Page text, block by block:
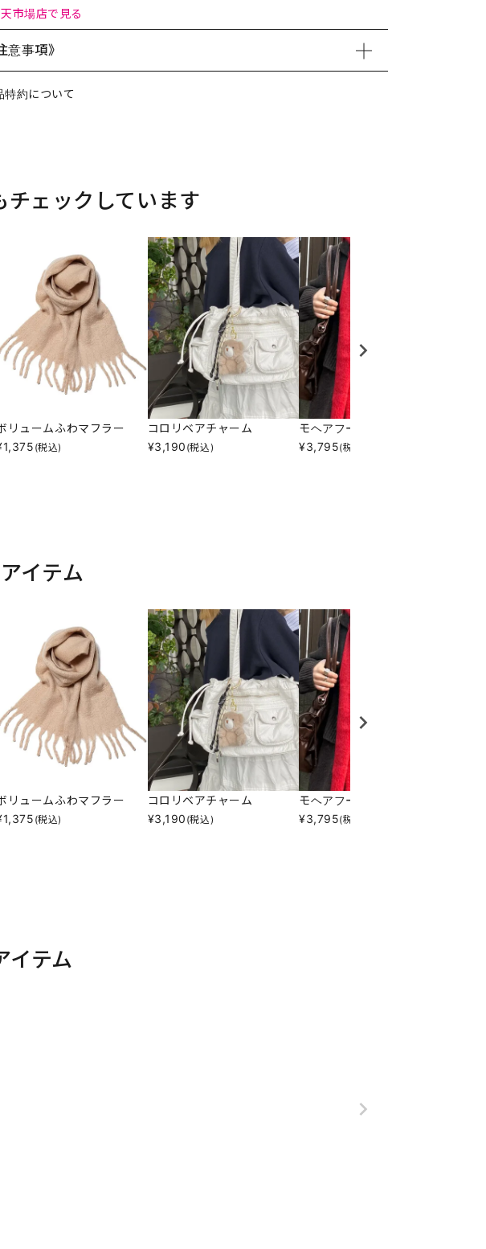
市場店で見る
意事項》
特約について
チェックしています
リュームふわマフラー
1,375 (税込)
コロリベアチャーム
¥3,190 (税込)
モヘアフードマフラー
¥3,795(税込)
イテム
リュームふわマフラー
1,375 (税込)
コロリベアチャーム
¥3,190 (税込)
モヘアフードマフラー
¥3,795(税込)
イテム